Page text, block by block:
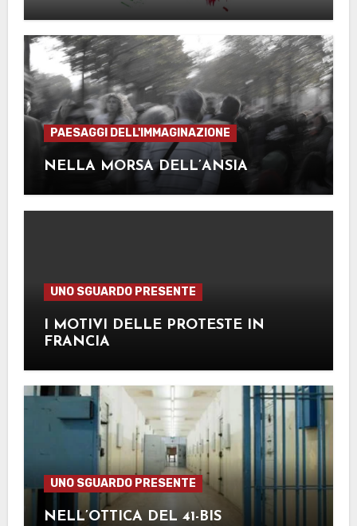
PAESAGGI DELL'IMMAGINAZIONE
NELLA MORSA DELL’ANSIA
UNO SGUARDO PRESENTE
I MOTIVI DELLE PROTESTE IN
FRANCIA
UNO SGUARDO PRESENTE
NELL’OTTICA DEL 41-BIS